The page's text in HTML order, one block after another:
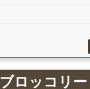
ブロッコリー